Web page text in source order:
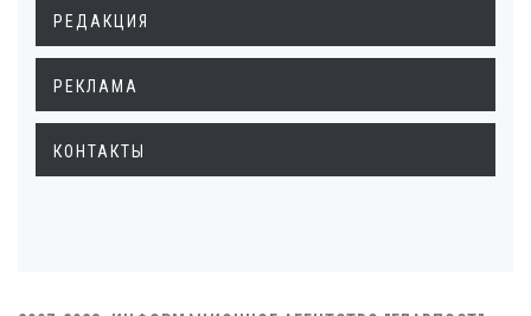
РЕДАКЦИЯ
РЕКЛАМА
КОНТАКТЫ